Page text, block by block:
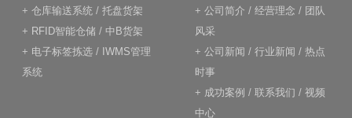
+ 仓库输送系统 / 托盘货架
+ RFID智能仓储 / 中B货架
+ 电子标签拣选 / IWMS管理
系统
+ 公司简介 / 经营理念 / 团队
风采
+ 公司新闻 / 行业新闻 / 热点
时事
+ 成功案例 / 联系我们 / 视频
中心